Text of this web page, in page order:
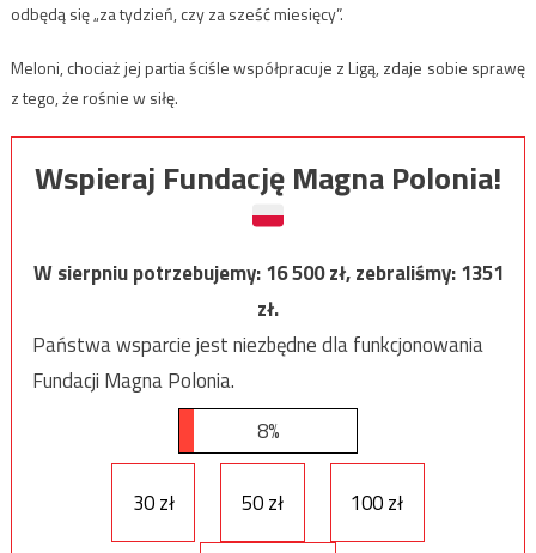
odbędą się „za tydzień, czy za sześć miesięcy”.
Meloni, chociaż jej partia ściśle współpracuje z Ligą, zdaje sobie sprawę
z tego, że rośnie w siłę.
Wspieraj Fundację Magna Polonia!
W sierpniu potrzebujemy:16 500zł, zebraliśmy:1351
zł.
Państwa wsparcie jest niezbędne dla funkcjonowania
Fundacji Magna Polonia.
8%
30 zł 50 zł 100 zł